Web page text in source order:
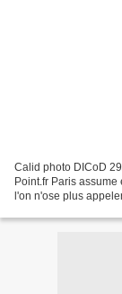
Calid photo DICoD
Point.fr Paris
l'on n'ose plus